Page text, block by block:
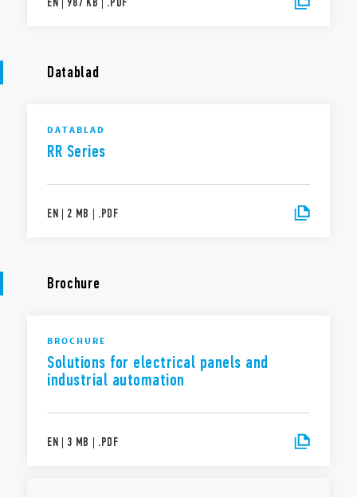
Datablad
DATABLAD
RR Series
EN | 2 MB | .PDF
Brochure
BROCHURE
Solutions for electrical panels and
industrial automation
EN | 3 MB | .PDF